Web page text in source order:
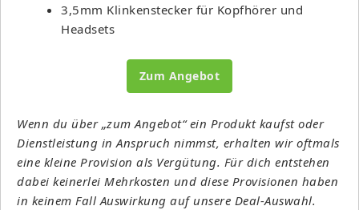
3,5mm Klinkenstecker für Kopfhörer und
Headsets
Zum Angebot
Wenn du über „zum Angebot“ ein Produkt kaufst oder
Dienstleistung in Anspruch nimmst, erhalten wir oftmals
eine kleine Provision als Vergütung. Für dich entstehen
dabei keinerlei Mehrkosten und diese Provisionen haben
in keinem Fall Auswirkung auf unsere Deal-Auswahl.